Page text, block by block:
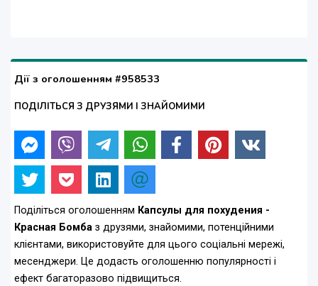
Дії з оголошенням #958533
ПОДІЛІТЬСЯ З ДРУЗЯМИ І ЗНАЙОМИМИ
Поділіться оголошенням Капсулы для похудения -
Красная Бомба з друзями, знайомими, потенційними
клієнтами, використовуйте для цього соціальні мережі,
месенджери. Це додасть оголошенню популярності і
ефект багаторазово підвищиться.